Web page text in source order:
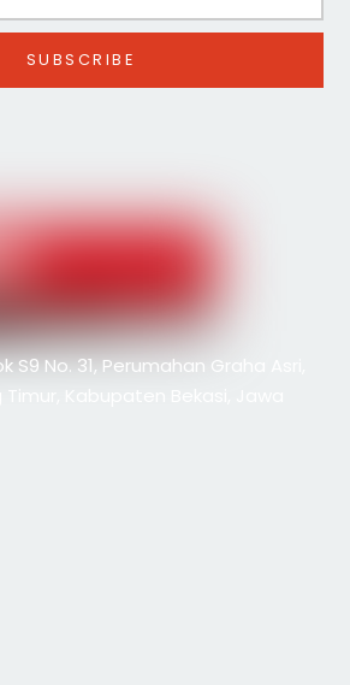
S9 No. 31, Perumahan Graha Asri,
Timur, Kabupaten Bekasi, Jawa